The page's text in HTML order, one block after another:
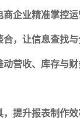
企业精准掌控
，让信息查找
营收、库存与
提升报表制作